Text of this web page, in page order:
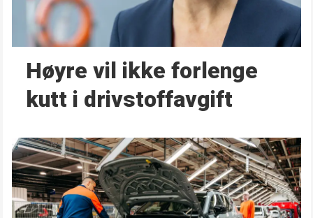
Høyre vil ikke forlenge
kutt i drivstoffavgift